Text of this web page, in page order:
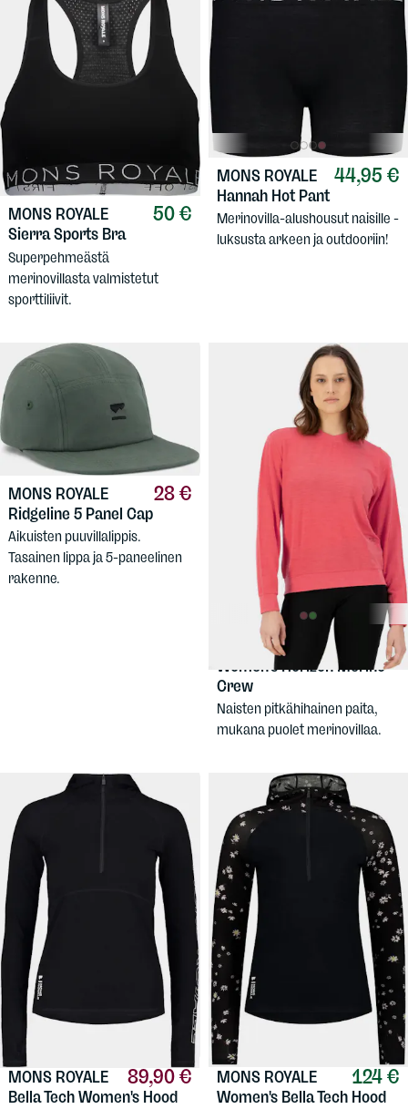
50 €
MONS ROYALE
Sierra Sports Bra
Superpehmeästä
merinovillasta valmistetut
sporttiliivit.
44,95 €
MONS ROYALE
Hannah Hot Pant
Merinovilla-alushousut naisille -
luksusta arkeen ja outdooriin!
28 €
MONS ROYALE
Ridgeline 5 Panel Cap
Aikuisten puuvillalippis.
Tasainen lippa ja 5-paneelinen
rakenne.
99,90 €
MONS ROYALE
Women's Horizon Merino
Crew
Naisten pitkähihainen paita,
mukana puolet merinovillaa.
89,90 €
MONS ROYALE
Bella Tech Women's Hood
124 €
MONS ROYALE
Women's Bella Tech Hood